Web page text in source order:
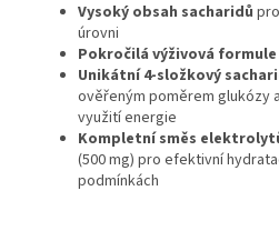
Vysoký obsah sacharidů
úrovni
Pokročilá výživová formule
Unikátní 4-složkový
ověřeným poměrem glukózy
využití energie
Kompletní směs
(500 mg) pro efektivní
podmínkách